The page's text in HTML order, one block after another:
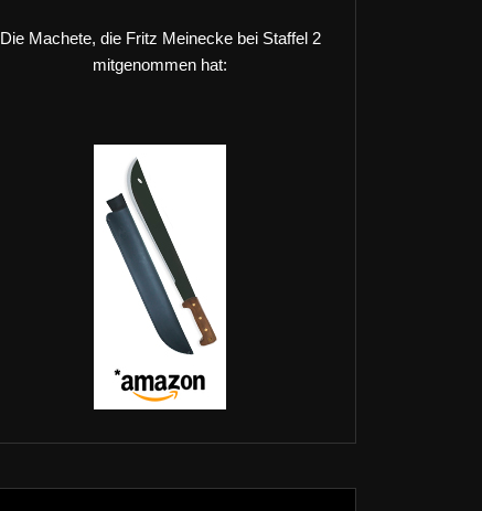
Die Machete, die Fritz Meinecke bei Staffel 2
mitgenommen hat: